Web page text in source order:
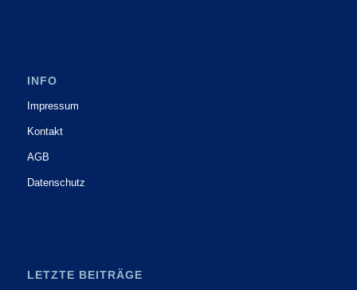
INFO
Impressum
Kontakt
AGB
Datenschutz
LETZTE BEITRÄGE